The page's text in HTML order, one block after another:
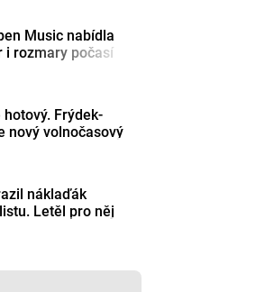
Music nabídla
i rozmary počasí
hotový. Frýdek-
nový volnočasový
náklaďák
Letěl pro něj